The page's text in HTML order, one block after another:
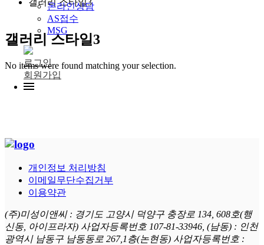
온라인상담
AS접수
MSG
로그인
회원가입
갤러리 스타일3
갤러리 스타일3
No items were found matching your selection.
개인정보 처리방침
이메일무단수집거부
이용약관
(주)미성이앤씨 : 경기도 고양시 덕양구 충장로 134, 608호(행
신동, 아이프라자) 사업자등록번호 107-81-33946, (남동) : 인천
광역시 남동구 남동동로 267,1층(논현동) 사업자등록번호 :